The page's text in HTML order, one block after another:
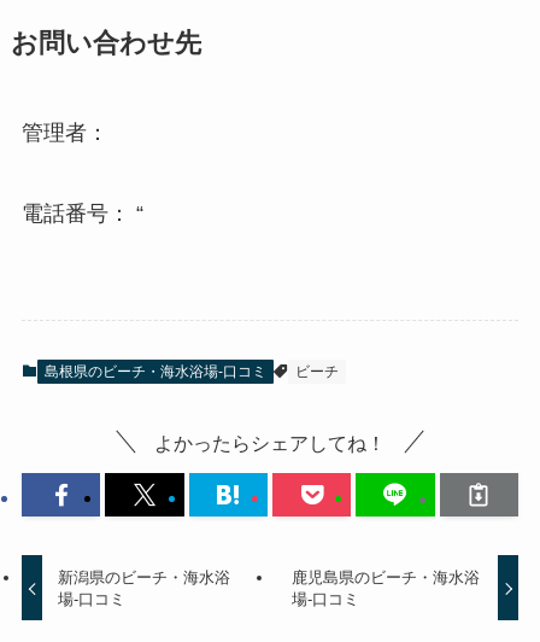
お問い合わせ先
管理者：
電話番号： “
島根県のビーチ・海水浴場-口コミ ビーチ
よかったらシェアしてね！
新潟県のビーチ・海水浴
場-口コミ
鹿児島県のビーチ・海水浴
場-口コミ